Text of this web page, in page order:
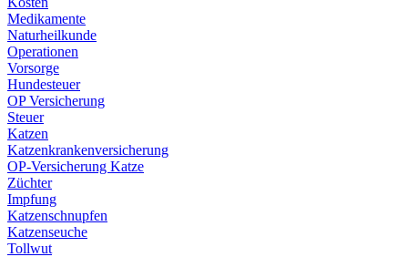
Medikamente
Naturheilkunde
Operationen
Vorsorge
Hundesteuer
OP Versicherung
Steuer
Katzen
Katzenkrankenversicherung
OP-Versicherung Katze
Züchter
Impfung
Katzenschnupfen
Katzenseuche
Tollwut